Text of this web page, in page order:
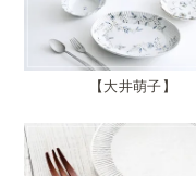
大井萌子